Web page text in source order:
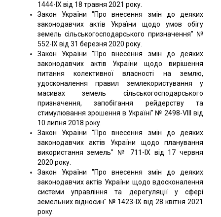
1444-IX від 18 травня 2021 року.
Закон України "Про внесення змін до деяких
законодавчих актів України щодо умов обігу
земель сільськогосподарського призначення" №
552-IX від 31 березня 2020 року.
Закон України "Про внесення змін до деяких
законодавчих актів України щодо вирішення
питання колективної власності на землю,
удосконалення правил землекористування у
масивах земель сільськогосподарського
призначення, запобігання рейдерству та
стимулювання зрошення в Україні" № 2498-VIII від
10 липня 2018 року.
Закон України "Про внесення змін до деяких
законодавчих актів України щодо планування
використання земель" № 711-IX від 17 червня
2020 року.
Закон України "Про внесення змін до деяких
законодавчих актів України щодо вдосконалення
системи управління та дерегуляції у сфері
земельних відносин" № 1423-IX від 28 квітня 2021
року.